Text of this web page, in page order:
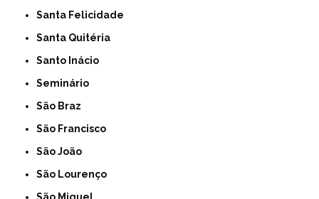
Santa Felicidade
Santa Quitéria
Santo Inácio
Seminário
São Braz
São Francisco
São João
São Lourenço